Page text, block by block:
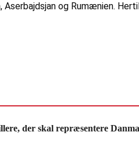
og Rumænien.
der skal repræsentere